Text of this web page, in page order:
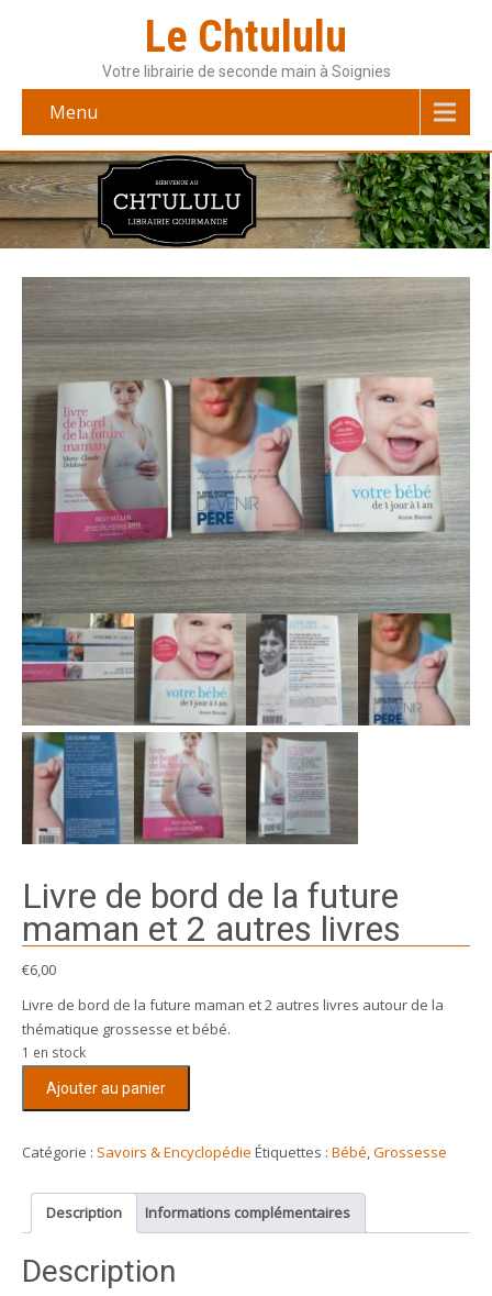
Le Chtululu
Votre librairie de seconde main à Soignies
Menu
Livre de bord de la future
maman et 2 autres livres
€6,00
Livre de bord de la future maman et 2 autres livres autour de la
thématique grossesse et bébé.
1 en stock
de
de
maman
Ajouter au panier
Catégorie : Savoirs & Encyclopédie Étiquettes : Bébé,Grossesse
Description Informations complémentaires
Description